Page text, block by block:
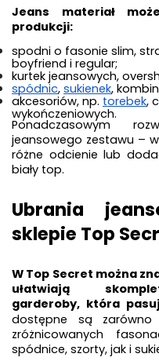
Jeans materiał
produkcji:
spodni o fasonie slim,
boyfriend i regular;
kurtek jeansowych,
spódnic, sukienek,
akcesoriów, np. torebek,
wykończeniowych.
Ponadczasowym
jeansowego zestawu –
różne odcienie lub
biały top.
Ubrania
sklepie Top
W Top Secret można
ułatwiają
garderoby, która
dostępne są zarówno
zróżnicowanych
spódnice, szorty, jak i